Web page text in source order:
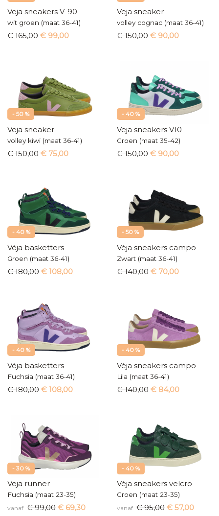
Veja sneakers V-90
wit groen (maat 36-41)
€ 165,00 € 99,00
Veja sneaker
volley cognac (maat 36-41)
€ 150,00 € 90,00
- 50 %
Veja sneaker
volley kiwi (maat 36-41)
€ 150,00 € 75,00
- 40 %
Veja sneakers V10
Groen (maat 35-42)
€ 150,00 € 90,00
- 40 %
Véja basketters
Groen (maat 36-41)
€ 180,00 € 108,00
- 50 %
Véja sneakers campo
Zwart (maat 36-41)
€ 140,00 € 70,00
- 40 %
Véja basketters
Fuchsia (maat 36-41)
€ 180,00 € 108,00
- 40 %
Véja sneakers campo
Lila (maat 36-41)
€ 140,00 € 84,00
- 30 %
Veja runner
Fuchsia (maat 23-35)
vanaf € 99,00 € 69,30
- 40 %
Véja sneakers velcro
Groen (maat 23-35)
vanaf € 95,00 € 57,00